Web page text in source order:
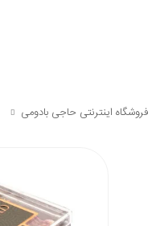
فروشگاه اینترنتی حاجی بادومی